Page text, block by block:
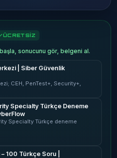
ÜCRETSİZ
sonucunu gör, belgeni al.
| Siber Güvenlik
CEH, PenTest+, Security+,
Specialty Türkçe Deneme
Specialty Türkçe deneme
– 100 Türkçe Soru |